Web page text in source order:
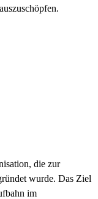
die zur
wurde. Das Ziel
im